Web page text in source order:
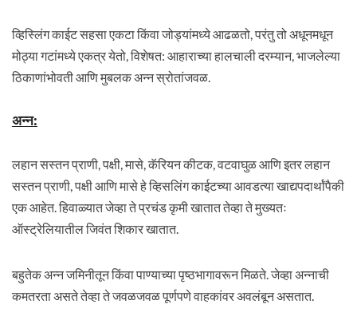
व्हिस्लिंग काईट सहसा एकटा किंवा जोड्यांमध्ये आढळतो, परंतु तो अधूनमधून
मोठ्या गटांमध्ये एकत्र येतो, विशेषत: आहाराच्या हालचाली दरम्यान, भाजलेल्या
ठिकाणांभोवती आणि मुबलक अन्न स्रोतांजवळ.
अन्न:
लहान सस्तन प्राणी, पक्षी, मासे, कॅरियन कीटक, वटवाघुळ आणि इतर लहान
सस्तन प्राणी, पक्षी आणि मासे हे व्हिसलिंग काईटच्या आवडत्या खाद्यपदार्थांपैकी
एक आहेत. हिवाळ्यात जेव्हा ते प्रचंड कृमी खातात तेव्हा ते मुख्यतः
ऑस्ट्रेलियातील जिवंत शिकार खातात.
बहुतेक अन्न जमिनीतून किंवा पाण्याच्या पृष्ठभागावरून मिळते. जेव्हा अन्नाची
कमतरता असते तेव्हा ते जवळजवळ पूर्णपणे वाहकांवर अवलंबून असतात.